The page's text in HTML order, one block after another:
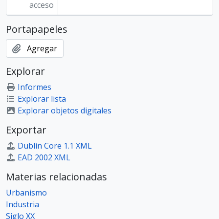
ITEM 0066 - 1937 - Maquinarias de Molino Fénix, 1937
ITEM 0067 - 1937 - Maquinarias de Molino Fénix., 1937
ITEM 0068 - 1937 - Maquinarias de Molino Fénix., 1937
ITEM 0069 - 1937 - Maquinarias de Molino Fénix., 1937
ITEM 0070 - 1937 - Maquinarias de Molino Fénix., 1937
ITEM 0073 - Trabajadores en el patio del Molino Fénix.
ITEM 0074 - Trabajadores dentro de Molino Fénix., Década del 60
ITEM 0075 - 1968 – 23 de noviembre - Trabajadores del Molino Fénix en un festejo., 1968-11-23
ITEM 0077 - 1968 - 23 de noviembre - Trabajadores del Molino Fénix en un festejo., 1968-11-23
ITEM 0078 - 1968 - 23 de noviembre - Trabajadores del Molino Fénix en un festejo., 1968-11-23
ITEM 0080 - 1969 - Diciembre - Trabajadores del Molino Fénix, 1969-12
acceso
Portapapeles
Agregar
Explorar
Informes
Explorar lista
Explorar objetos digitales
Exportar
Dublin Core 1.1 XML
EAD 2002 XML
Materias relacionadas
Urbanismo
Industria
Siglo XX